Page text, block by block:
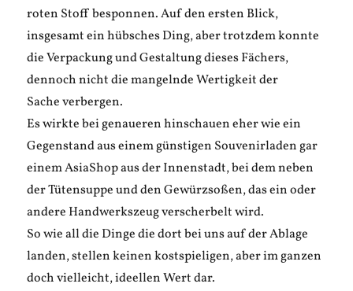
roten Stoff besponnen. Auf den ersten Blick,
insgesamt ein hübsches Ding, aber trotzdem konnte
die Verpackung und Gestaltung dieses Fächers,
dennoch nicht die mangelnde Wertigkeit der
Sache verbergen.
Es wirkte bei genaueren hinschauen eher wie ein
Gegenstand aus einem günstigen Souvenirladen gar
einem AsiaShop aus der Innenstadt, bei dem neben
der Tütensuppe und den Gewürzsoßen, das ein oder
andere Handwerkszeug verscherbelt wird.
So wie all die Dinge die dort bei uns auf der Ablage
landen, stellen keinen kostspieligen, aber im ganzen
doch vielleicht, ideellen Wert dar.